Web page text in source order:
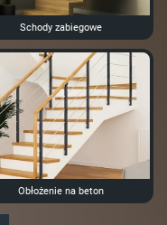
Schody zabiegowe
Obłożenie na beton